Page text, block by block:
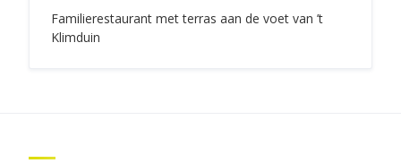
Familierestaurant met terras aan de voet van ’t
Klimduin